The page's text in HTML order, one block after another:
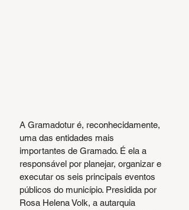
A Gramadotur é, reconhecidamente,
uma das entidades mais
importantes de Gramado. É ela a
responsável por planejar, organizar e
executar os seis principais eventos
públicos do município. Presidida por
Rosa Helena Volk, a autarquia